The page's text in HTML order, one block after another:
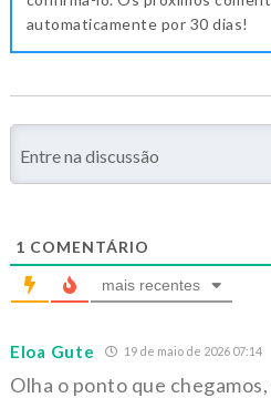
automaticamente por 30 dias!
1 COMENTÁRIO
mais recentes
Eloa Gute 19 de maio de 2026 07:14
Olha o ponto que